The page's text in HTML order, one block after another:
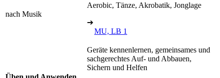
nach Musik
Aerobic, Tänze, Akrobatik, Jonglage
➔
MU, LB 1
Geräte kennenlernen, gemeinsames und
sachgerechtes Auf- und Abbauen,
Sichern und Helfen